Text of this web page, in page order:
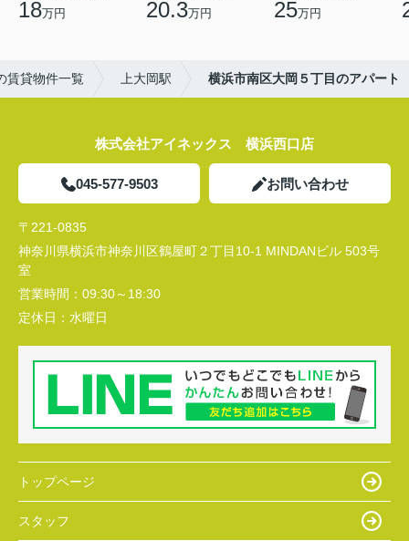
18万円 20.3万円 25万円
賃貸物件一覧 上大岡駅 横浜市南区大岡５丁目のアパート
株式会社アイネックス 横浜西口店
045-577-9503 お問い合わせ
〒221-0835
神奈川県横浜市神奈川区鶴屋町２丁目10-1 MINDANビル 503号
室
営業時間： 09:30～18:30
定休日： 水曜日
トップページ
スタッフ